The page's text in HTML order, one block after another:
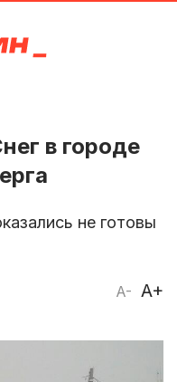
в городе
не готовы
A- A+